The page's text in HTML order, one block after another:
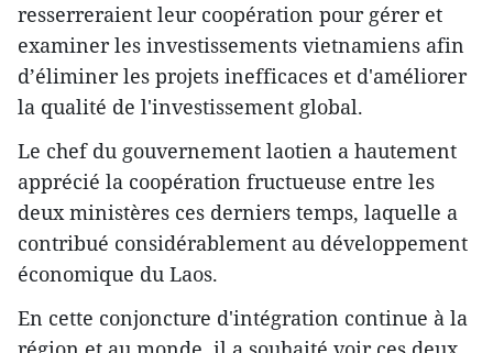
resserreraient leur coopération pour gérer et
examiner les investissements vietnamiens afin
d’éliminer les projets inefficaces et d'améliorer
la qualité de l'investissement global.
Le chef du gouvernement laotien a hautement
apprécié la coopération fructueuse entre les
deux ministères ces derniers temps, laquelle a
contribué considérablement au développement
économique du Laos.
​En cette conjoncture d'intégration continue à la